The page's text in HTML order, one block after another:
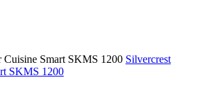
Silvercrest
SKMS 1200